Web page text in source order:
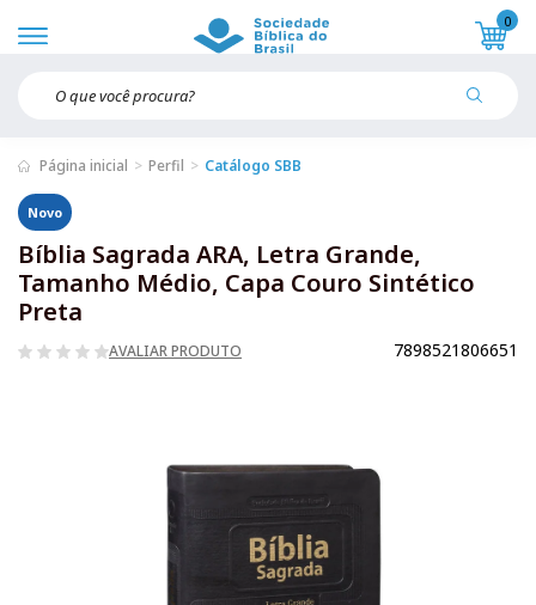
0
Página inicial Perfil Catálogo SBB
Novo
Bíblia Sagrada ARA, Letra Grande,
Tamanho Médio, Capa Couro Sintético
Preta
AVALIAR PRODUTO 7898521806651